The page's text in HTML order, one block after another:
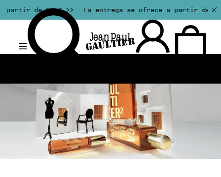
€ >> La entrega se ofrece a partir de 50€ de